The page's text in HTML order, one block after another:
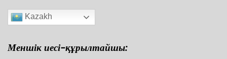
Kazakh
Меншік иесі-құрылтайшы: